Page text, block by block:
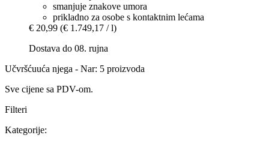
smanjuje znakove umora
prikladno za osobe s kontaktnim lećama
€ 20,99 (€ 1.749,17 / l)
Dostava do 08. rujna
Učvršćuuća njega - Nar: 5 proizvoda
Sve cijene sa PDV-om.
Filteri
Kategorije: